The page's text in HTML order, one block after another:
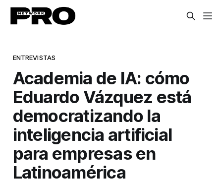
ENTREVISTAS
Academia de IA: cómo
Eduardo Vázquez está
democratizando la
inteligencia artificial
para empresas en
Latinoamérica